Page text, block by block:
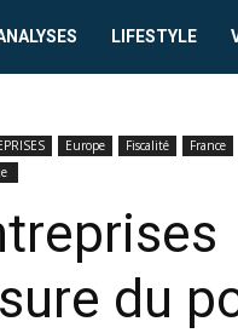
LIFESTYLE
Europe Fiscalité France
du